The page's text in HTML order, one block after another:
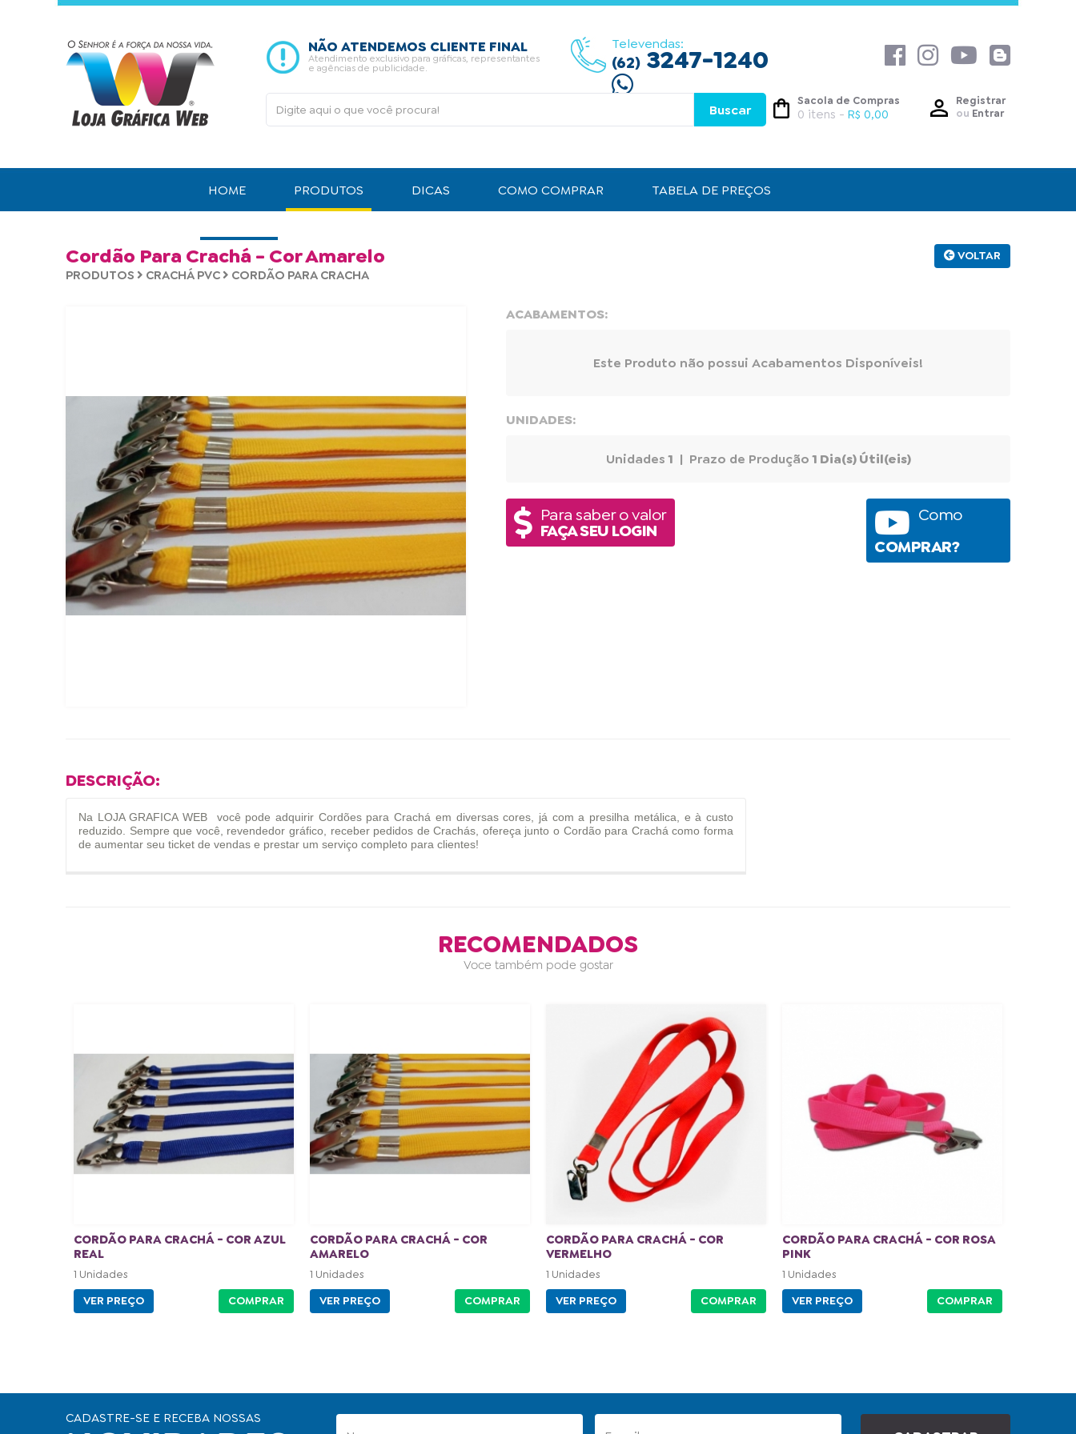
NÃO ATENDEMOS CLIENTE FINAL
Atendimento exclusivo para gráficas, representantes
e agências de publicidade.
Televendas:
(62) 3247-1240
Sacola de Compras
0 itens - R$ 0,00
Registrar
ou Entrar
HOME PRODUTOS DICAS COMO COMPRAR
TABELA DE PREÇOS
VOLTAR
Cordão Para Crachá - Cor Amarelo
PRODUTOS CRACHÁ PVC CORDÃO PARA CRACHA
ACABAMENTOS:
Este Produto não possui Acabamentos Disponíveis!
UNIDADES:
Unidades1 | Prazo de Produção1 Dia(s) Útil(eis)
Para saber o valor
FAÇA SEU LOGIN
Como
COMPRAR?
DESCRIÇÃO:
Na LOJA GRAFICA WEB você pode adquirir Cordões para Crachá em diversas cores, já com a presilha metálica, e à custo
reduzido. Sempre que você, revendedor gráfico, receber pedidos de Crachás, ofereça junto o Cordão para Crachá como forma
de aumentar seu ticket de vendas e prestar um serviço completo para clientes!
RECOMENDADOS
Voce também pode gostar
CORDÃO PARA CRACHÁ - COR AZUL
REAL
1 Unidades
VER PREÇO COMPRAR
CORDÃO PARA CRACHÁ - COR
AMARELO
1 Unidades
VER PREÇO COMPRAR
CORDÃO PARA CRACHÁ - COR
VERMELHO
1 Unidades
VER PREÇO COMPRAR
CORDÃO PARA CRACHÁ - COR ROSA
PINK
1 Unidades
VER PREÇO COMPRAR
CADASTRE-SE E RECEBA NOSSAS